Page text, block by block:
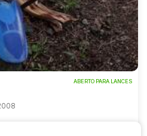
ABERTO PARA LANCES